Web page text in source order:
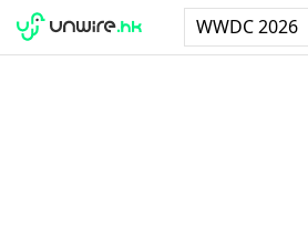
WWDC 2026